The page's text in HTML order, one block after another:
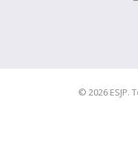
© 2026 ESJP.